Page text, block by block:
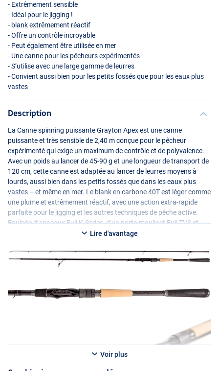
- Extrêmement sensible
- Idéal pour le jigging !
- blank extrêmement réactif
- Offre un contrôle incroyable
- Peut également être utilisée en mer
- Une canne pour les pêcheurs expérimentés
- S’utilise avec une large gamme de leurres
- Convient aussi bien pour les petits fossés que pour les eaux plus
vastes
Description
La Canne spinning puissante Grayton Apex est une canne
puissante et très sensible de 2,40 m conçue pour le pêcheur
expérimenté qui exige un maximum de contrôle et de polyvalence.
Avec un poids au lancer de 45-90 g et une longueur de transport de
120 cm, cette canne est adaptée au lancer de leurres moyens à
lourds, aussi bien dans les petits fossés que dans les eaux plus
vastes – et même en mer. Le blank en carbone 40T est léger comme
une plume et extrêmement réactif, avec une action extra-rapide
parfaite pour le jigging et les autres techniques de pêche active.
Equipée d’anneaux Fuji K-Series, d’un porte-moulinet FujiTVSet
d’une poignée durable en liège/EVA, cette canne offre des
pêcher une large gamme de leurres, cette canne est conçue pour
ceux qui ne veulent pas faire de compromis sur la qualité et les
Lire d'avantage
Voir plus